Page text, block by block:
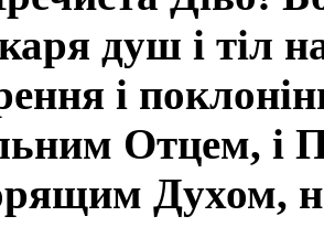
душ і тіл
і
Отцем, і
Духом,